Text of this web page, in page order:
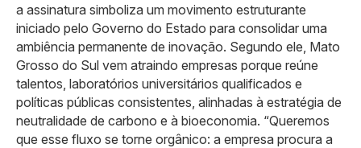
a assinatura simboliza um movimento estruturante
iniciado pelo Governo do Estado para consolidar uma
ambiência permanente de inovação. Segundo ele, Mato
Grosso do Sul vem atraindo empresas porque reúne
talentos, laboratórios universitários qualificados e
políticas públicas consistentes, alinhadas à estratégia de
neutralidade de carbono e à bioeconomia. “Queremos
que esse fluxo se torne orgânico: a empresa procura a